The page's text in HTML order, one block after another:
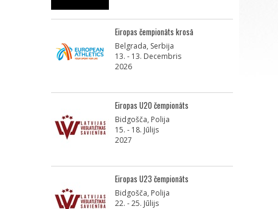
Eiropas čempionāts krosā
Belgrada, Serbija
13. - 13. Decembris
2026
Eiropas U20 čempionāts
Bidgošča, Polija
15. - 18. Jūlijs
2027
Eiropas U23 čempionāts
Bidgošča, Polija
22. - 25. Jūlijs